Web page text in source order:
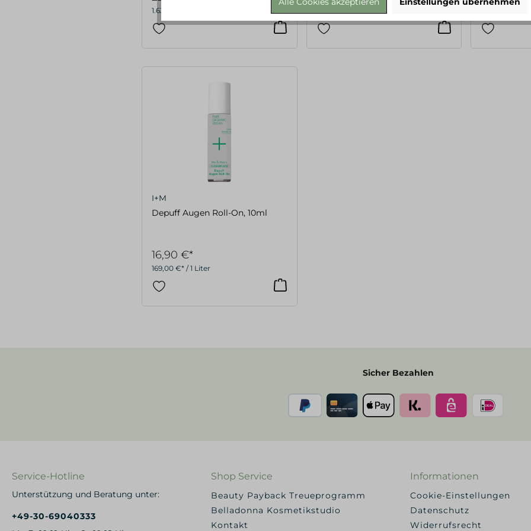
1.639,29 €* / 1 Liter
I+M
Depuff Augen Roll-On, 10ml
169,00 €* / 1 Liter
16,90 €*
Sicher Bezahlen
Service-Hotline
Unterstützung und Beratung unter:
+49-30-69040333
Shop Service
Beauty Payback Treueprogramm
Belladonna Kosmetikstudio
Kontakt
Informationen
Cookie-Einstellungen
Datenschutz
Widerrufsrecht